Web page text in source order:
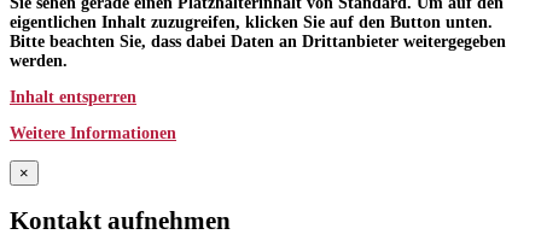
eigentlichen Inhalt zuzugreifen, klicken Sie auf den Button unten.
Bitte beachten Sie, dass dabei Daten an Drittanbieter weitergegeben
werden.
Inhalt entsperren
Weitere Informationen
×
Kontakt aufnehmen